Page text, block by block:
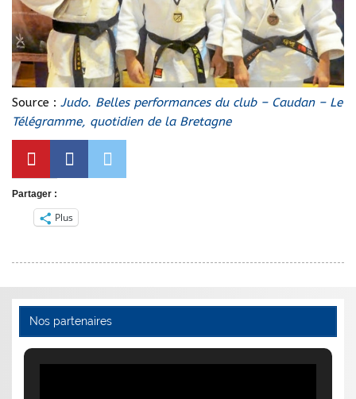
Source :Judo. Belles performances du club – Caudan – Le
Télégramme, quotidien de la Bretagne
Partager :
Plus
Nos partenaires